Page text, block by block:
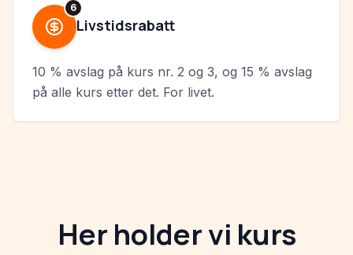
6
Livstidsrabatt
10 % avslag på kurs nr. 2 og 3, og 15 % avslag
på alle kurs etter det. For livet.
Her holder vi kurs